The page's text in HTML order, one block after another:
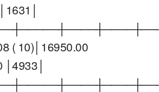
( 10)│16950.00
│4933│